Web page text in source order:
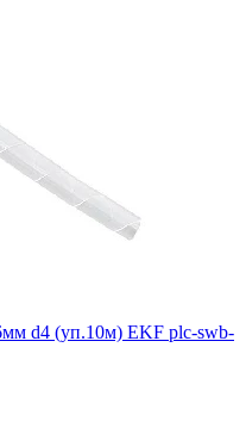
d4 (уп.10м) EKF plc-swb-